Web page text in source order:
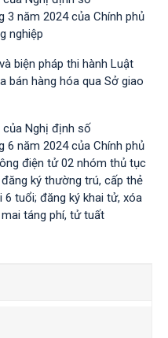
3 năm 2024 của Chính phủ
nghiệp
biện pháp thi hành Luật
bán hàng hóa qua Sở giao
Nghị định số
6 năm 2024 của Chính phủ
điện tử 02 nhóm thủ tục
ký thường trú, cấp thẻ
tuổi; đăng ký khai tử, xóa
táng phí, tử tuất